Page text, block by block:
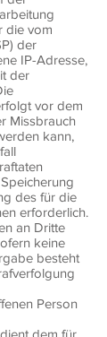
die vom
der
IP-Adresse,
der
vor dem
Missbrauch
kann,
des für die
erforderlich.
an Dritte
keine
besteht
Person
dem für